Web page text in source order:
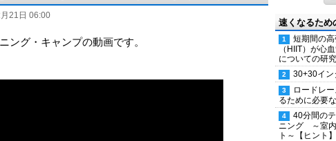
21日 06:00
ング・キャンプの動画です。
速くなるた
短期間の
（HIIT）が心
についての研
30+30イン
ロードレ
るために必要
40分間の
ニング ～室内
ト～【ヒント